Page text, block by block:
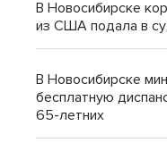
В Новосибирске
из США подала в
В Новосибирске
бесплатную
65-летних